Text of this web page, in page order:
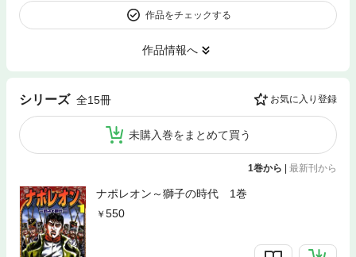
作品をチェックする
作品情報へ
シリーズ 全15冊 お気に入り登録
未購入巻をまとめて買う
1巻から | 最新刊から
ナポレオン～獅子の時代 1巻
550